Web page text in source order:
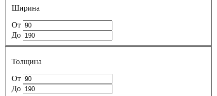
Ширина
От
До
Толщина
От
До